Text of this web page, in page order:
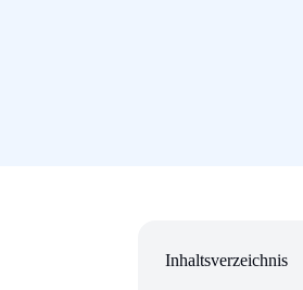
Inhaltsverzeichnis